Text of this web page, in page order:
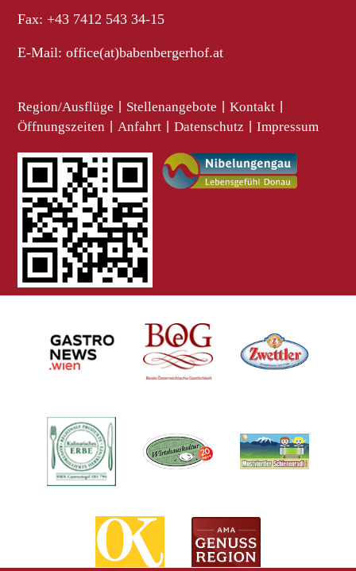
Fax: +43 7412 543 34-15
E-Mail:office(at)babenbergerhof.at
Region/Ausflüge Stellenangebote Kontakt
Öffnungszeiten Anfahrt Datenschutz Impressum